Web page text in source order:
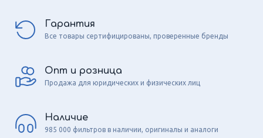
Гарантия
Все товары сертифицированы, проверенные бренды
Опт и розница
Продажа для юридических и физических лиц
Наличие
985 000 фильтров в наличии, оригиналы и аналоги